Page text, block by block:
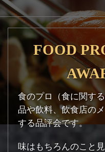
FOOD
食のプロ（食に関す
品や飲料、飲食店の
する品評会です。
味はもちろんのこと